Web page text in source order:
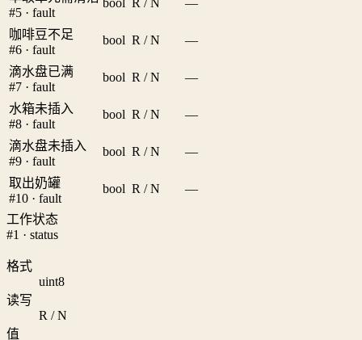
#5 · fault
咖啡豆不足
#6 · fault
bool R / N —
滴水盘已满
#7 · fault
bool R / N —
水箱未插入
#8 · fault
bool R / N —
滴水盘未插入
#9 · fault
bool R / N —
取出奶罐
#10 · fault
bool R / N —
工作状态
#1 · status
格式
uint8
读写
R / N
值